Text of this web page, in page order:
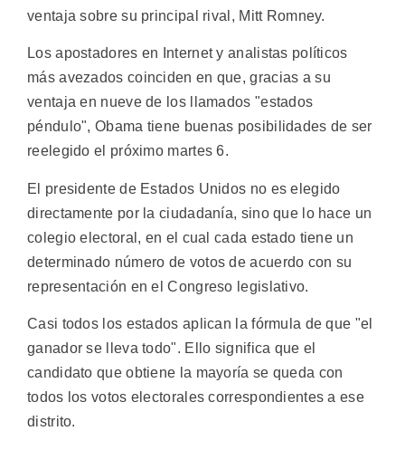
ventaja sobre su principal rival, Mitt Romney.
Los apostadores en Internet y analistas políticos
más avezados coinciden en que, gracias a su
ventaja en nueve de los llamados "estados
péndulo", Obama tiene buenas posibilidades de ser
reelegido el próximo martes 6.
El presidente de Estados Unidos no es elegido
directamente por la ciudadanía, sino que lo hace un
colegio electoral, en el cual cada estado tiene un
determinado número de votos de acuerdo con su
representación en el Congreso legislativo.
Casi todos los estados aplican la fórmula de que "el
ganador se lleva todo". Ello significa que el
candidato que obtiene la mayoría se queda con
todos los votos electorales correspondientes a ese
distrito.